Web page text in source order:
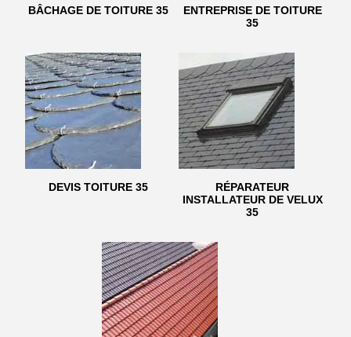
BÂCHAGE DE TOITURE 35
ENTREPRISE DE TOITURE
35
DEVIS TOITURE 35
RÉPARATEUR
INSTALLATEUR DE VELUX
35